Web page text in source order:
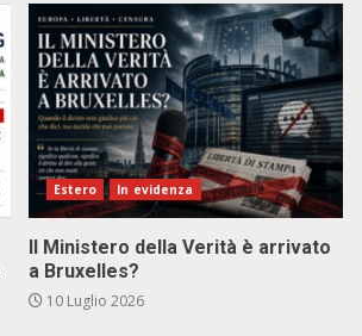
Estero In evidenza
Il Ministero della Verità è arrivato
a Bruxelles?
10 Luglio 2026